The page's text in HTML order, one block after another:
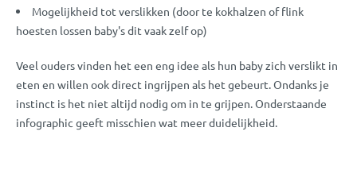
Mogelijkheid tot verslikken (door te kokhalzen of flink
hoesten lossen baby's dit vaak zelf op)
Veel ouders vinden het een eng idee als hun baby zich verslikt in
eten en willen ook direct ingrijpen als het gebeurt. Ondanks je
instinct is het niet altijd nodig om in te grijpen. Onderstaande
infographic geeft misschien wat meer duidelijkheid.